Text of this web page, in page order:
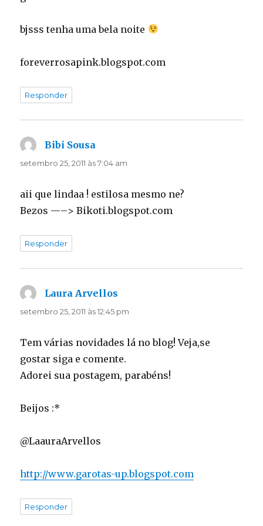
bjsss tenha uma bela noite
foreverrosapink.blogspot.com
Responder
Bibi Sousa
setembro 25, 2011 às 7:04 am
aii que lindaa ! estilosa mesmo ne?
Bezos —–> Bikoti.blogspot.com
Responder
Laura Arvellos
setembro 25, 2011 às 12:45 pm
Tem várias novidades lá no blog! Veja,se
gostar siga e comente.
Adorei sua postagem, parabéns!
Beijos :*
@LaauraArvellos
http://www.garotas-up.blogspot.com
Responder